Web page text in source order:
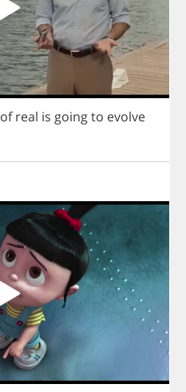
of real is goingto evolve